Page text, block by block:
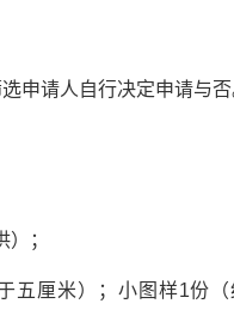
请人自行决定申请与否
；
厘米）；小图样1份（